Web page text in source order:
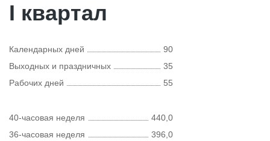
I квартал
Календарных дней
90
Выходных и праздничных
35
Рабочих дней
55
40-часовая неделя
440,0
36-часовая неделя
396,0